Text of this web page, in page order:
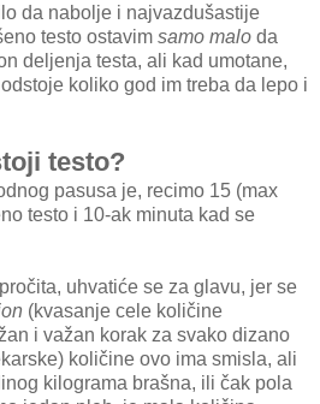
da nabolje i najvazdušastije
testo ostavim samo malo da
deljenja testa, ali kad umotane,
koliko god im treba da lepo i
testo?
pasusa je, recimo 15 (max
testo i 10-ak minuta kad se
uhvatiće se za glavu, jer se
(kvasanje cele količine
i važan korak za svako dizano
količine ovo ima smisla, ali
kilograma brašna, ili čak pola